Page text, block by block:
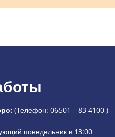
(Телефон: 06501 – 83 4100 )
дополнительное время
понедельник в 13:00